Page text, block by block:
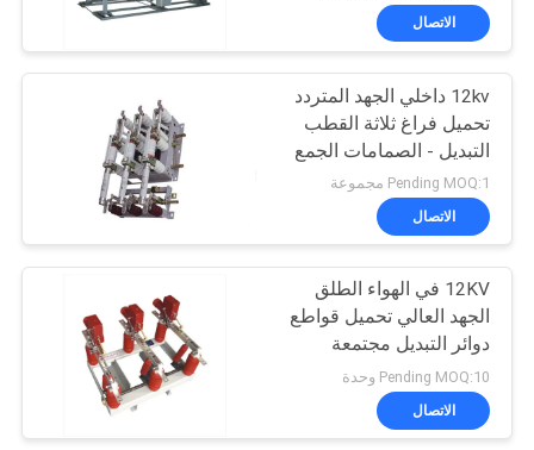
الاتصال
12kv داخلي الجهد المتردد
تحميل فراغ ثلاثة القطب
التبديل - الصمامات الجمع
بين الأجهزة
Pending MOQ:1 مجموعة
الاتصال
12KV في الهواء الطلق
الجهد العالي تحميل قواطع
دوائر التبديل مجتمعة
Pending MOQ:10 وحدة
الاتصال